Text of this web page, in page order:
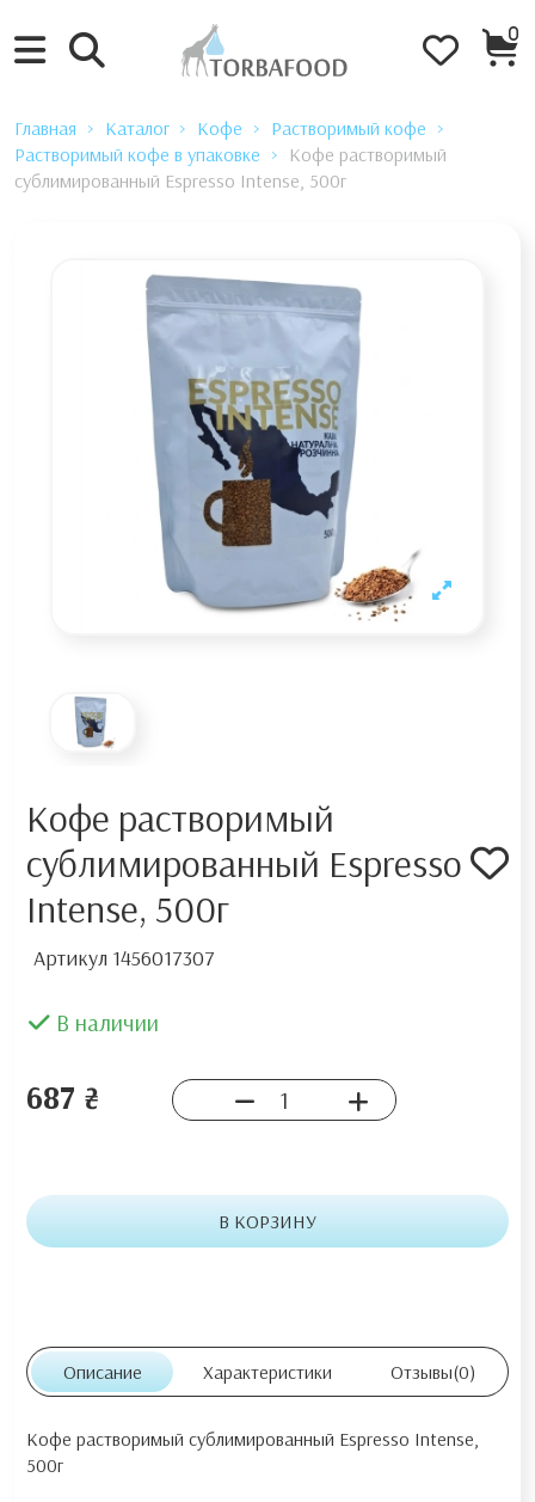
0
Главная Каталог Кофе
Растворимый кофе
Растворимый кофе в упаковке
Кофе растворимый
сублимированный Espresso Intense, 500г
Кофе растворимый
сублимированный Espresso
Intense, 500г
Артикул 1456017307
В наличии
687 ₴
В КОРЗИНУ
Описание Характеристики Отзывы(0)
Кофе растворимый сублимированный Espresso Intense,
500г